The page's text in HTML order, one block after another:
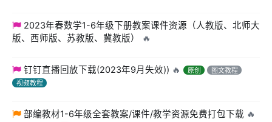
2023年春数学1-6年级下册教案课件资源（人教版、北师大
版、西师版、苏教版、冀教版）
🔥
钉钉直播回放下载(2023年9月失效)) 🔥 原创
图文教程
视频教程
部编教材1-6年级全套教案/课件/教学资源免费打包下载 🔥